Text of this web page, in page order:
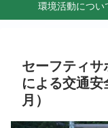
環境活動につい
セーフティサ
による交通
月）